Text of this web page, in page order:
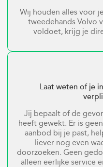
Wij houden alles voor
tweedehands Volvo
voldoet, krijg je
Laat weten of je
Jij bepaalt of de
heeft gewekt. Er is
aanbod bij je past,
liever nog even
doorzoeken. Geen
alleen eerlijke service